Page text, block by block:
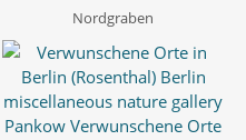
Nordgraben